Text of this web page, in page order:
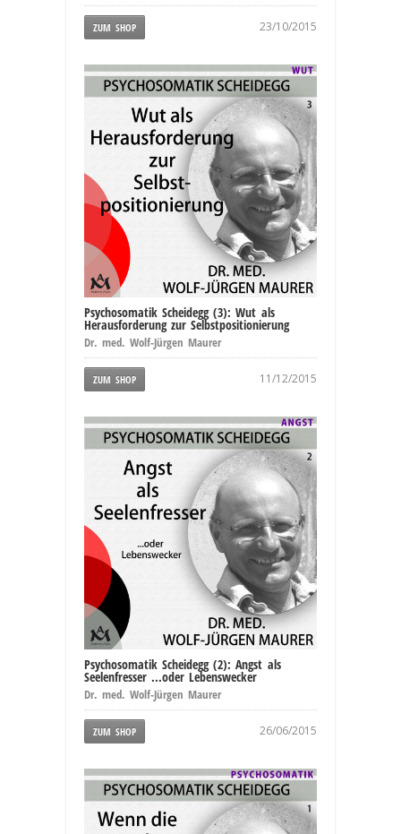
ZUM SHOP 23/10/2015
Psychosomatik Scheidegg (3): Wut als
Herausforderung zur Selbstpositionierung
Dr. med. Wolf-Jürgen Maurer
ZUM SHOP 11/12/2015
Psychosomatik Scheidegg (2): Angst als
Seelenfresser ...oder Lebenswecker
Dr. med. Wolf-Jürgen Maurer
ZUM SHOP 26/06/2015